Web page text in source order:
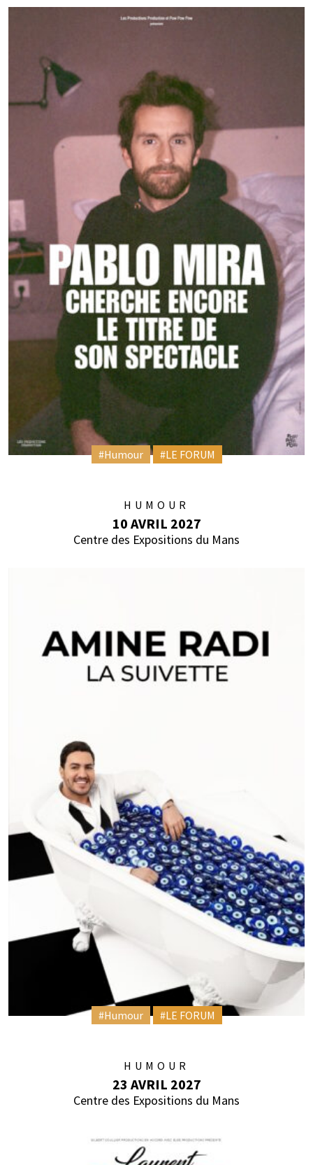
#Humour #LE FORUM
HUMOUR
10 AVRIL 2027
Centre des Expositions du Mans
#Humour #LE FORUM
HUMOUR
23 AVRIL 2027
Centre des Expositions du Mans